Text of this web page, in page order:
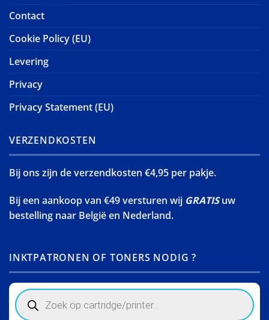
Contact
Cookie Policy (EU)
Levering
Privacy
Privacy Statement (EU)
VERZENDKOSTEN
Bij ons zijn de verzendkosten €4,95 per pakje.
Bij een aankoop van €49 versturen wij GRATISuw
bestelling naar België en Nederland.
INKTPATRONEN OF TONERS NODIG ?
Products
search